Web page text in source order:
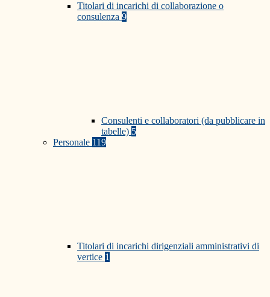
Titolari di incarichi di collaborazione o
consulenza 9
Consulenti e collaboratori (da pubblicare in
tabelle) 5
Personale 119
Titolari di incarichi dirigenziali amministrativi di
vertice 1